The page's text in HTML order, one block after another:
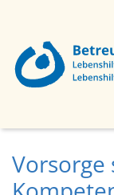
Vorsorge